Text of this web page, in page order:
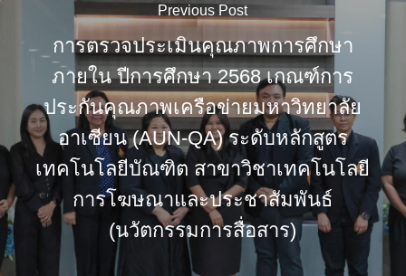
Previous Post
การตรวจประเมินคุณภาพการศึกษา
ภายใน ปีการศึกษา 2568 เกณฑ์การ
ประกันคุณภาพเครือข่ายมหาวิทยาลัย
อาเซียน (AUN-QA) ระดับหลักสูตร
เทคโนโลยีบัณฑิต สาขาวิชาเทคโนโลยี
การโฆษณาและประชาสัมพันธ์
(นวัตกรรมการสื่อสาร)